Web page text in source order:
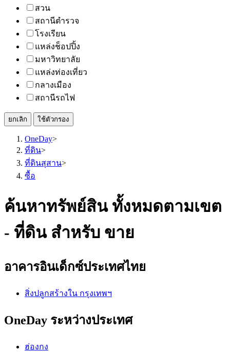
สวน
สถานีตำรวจ
โรงเรียน
แหล่งช็อปปิ้ง
มหาวิทยาลัย
แหล่งท่องเที่ยว
กลางเมือง
สถานีรถไฟ
ยกเลิก ใช้ตัวกรอง
OneDay>
ที่ดิน>
ที่ดินสุสาน>
ซื้อ
ค้นหาทรัพย์สิน ทั้งหมดตามเขต
- ที่ดิน สำหรับ ขาย
อาคารอินเด็กซ์ประเทศไทย
สิ่งปลูกสร้างใน กรุงเทพฯ
OneDay ระหว่างประเทศ
ฮ่องกง